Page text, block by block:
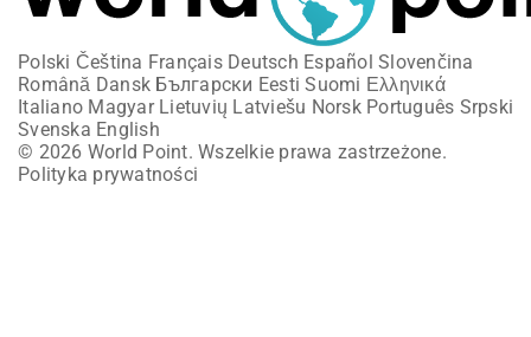
Polski Čeština Français Deutsch Español Slovenčina
Română Dansk Български Eesti Suomi Ελληνικά
Italiano Magyar Lietuvių Latviešu Norsk Português Srpski
Svenska English
© 2026 World Point. Wszelkie prawa zastrzeżone.
Polityka prywatności